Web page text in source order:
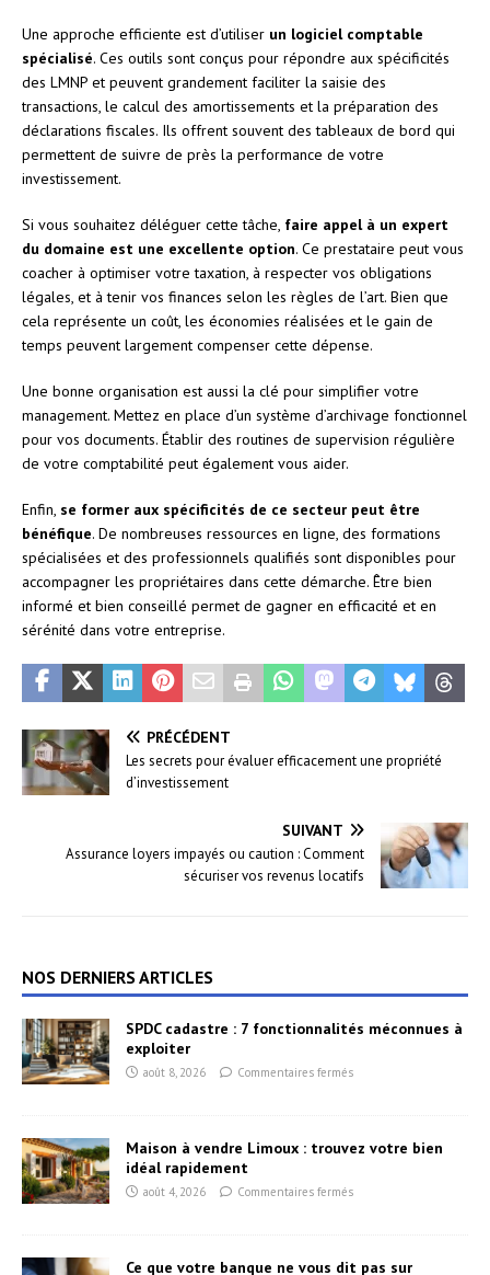
Une approche efficiente est d’utiliser un logiciel comptable
spécialisé. Ces outils sont conçus pour répondre aux spécificités
des LMNP et peuvent grandement faciliter la saisie des
transactions, le calcul des amortissements et la préparation des
déclarations fiscales. Ils offrent souvent des tableaux de bord qui
permettent de suivre de près la performance de votre
investissement.
Si vous souhaitez déléguer cette tâche, faire appel à un expert
du domaine est une excellente option. Ce prestataire peut vous
coacher à optimiser votre taxation, à respecter vos obligations
légales, et à tenir vos finances selon les règles de l’art. Bien que
cela représente un coût, les économies réalisées et le gain de
temps peuvent largement compenser cette dépense.
Une bonne organisation est aussi la clé pour simplifier votre
management. Mettez en place d’un système d’archivage fonctionnel
pour vos documents. Établir des routines de supervision régulière
de votre comptabilité peut également vous aider.
Enfin, se former aux spécificités de ce secteur peut être
bénéfique. De nombreuses ressources en ligne, des formations
spécialisées et des professionnels qualifiés sont disponibles pour
accompagner les propriétaires dans cette démarche. Être bien
informé et bien conseillé permet de gagner en efficacité et en
sérénité dans votre entreprise.
PRÉCÉDENT
Les secrets pour évaluer efficacement une propriété
d’investissement
SUIVANT
Assurance loyers impayés ou caution : Comment
sécuriser vos revenus locatifs
NOS DERNIERS ARTICLES
SPDC cadastre : 7 fonctionnalités méconnues à
exploiter
août 8, 2026 Commentaires fermés
Maison à vendre Limoux : trouvez votre bien
idéal rapidement
août 4, 2026 Commentaires fermés
Ce que votre banque ne vous dit pas sur